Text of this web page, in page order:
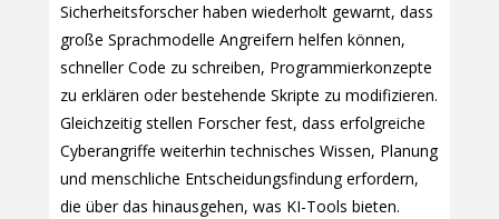
Sicherheitsforscher haben wiederholt gewarnt, dass
große Sprachmodelle Angreifern helfen können,
schneller Code zu schreiben, Programmierkonzepte
zu erklären oder bestehende Skripte zu modifizieren.
Gleichzeitig stellen Forscher fest, dass erfolgreiche
Cyberangriffe weiterhin technisches Wissen, Planung
und menschliche Entscheidungsfindung erfordern,
die über das hinausgehen, was KI-Tools bieten.